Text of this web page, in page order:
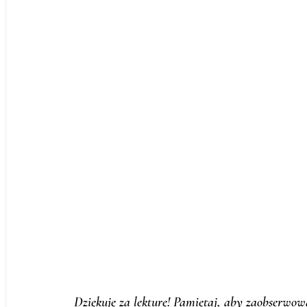
Dziękuję za lekturę! Pamiętaj, aby